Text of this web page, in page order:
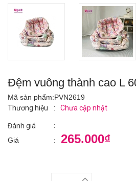
Đệm vuông thành cao L
Mã sản phẩm:PVN2619
Thương hiệu
: Chưa cập nhật
Đánh giá
:
Giá
: 265.000₫